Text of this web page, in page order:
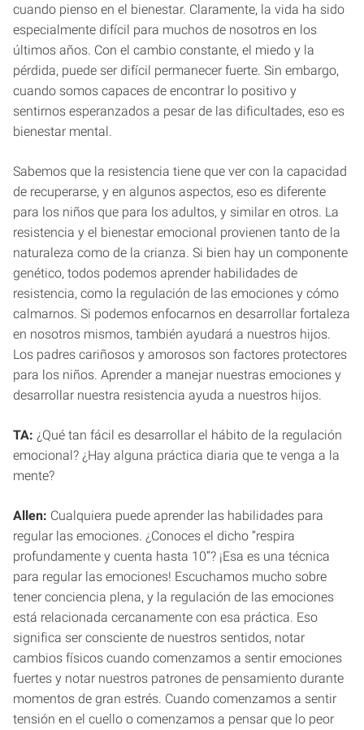
cuando pienso en el bienestar. Claramente, la vida ha sido
especialmente difícil para muchos de nosotros en los
últimos años. Con el cambio constante, el miedo y la
pérdida, puede ser difícil permanecer fuerte. Sin embargo,
cuando somos capaces de encontrar lo positivo y
sentirnos esperanzados a pesar de las dificultades, eso es
bienestar mental.
Sabemos que la resistencia tiene que ver con la capacidad
de recuperarse, y en algunos aspectos, eso es diferente
para los niños que para los adultos, y similar en otros. La
resistencia y el bienestar emocional provienen tanto de la
naturaleza como de la crianza. Si bien hay un componente
genético, todos podemos aprender habilidades de
resistencia, como la regulación de las emociones y cómo
calmarnos. Si podemos enfocarnos en desarrollar fortaleza
en nosotros mismos, también ayudará a nuestros hijos.
Los padres cariñosos y amorosos son factores protectores
para los niños. Aprender a manejar nuestras emociones y
desarrollar nuestra resistencia ayuda a nuestros hijos.
TA: ¿Qué tan fácil es desarrollar el hábito de la regulación
emocional? ¿Hay alguna práctica diaria que te venga a la
mente?
Allen: Cualquiera puede aprender las habilidades para
regular las emociones. ¿Conoces el dicho “respira
profundamente y cuenta hasta 10”? ¡Esa es una técnica
para regular las emociones! Escuchamos mucho sobre
tener conciencia plena, y la regulación de las emociones
está relacionada cercanamente con esa práctica. Eso
significa ser consciente de nuestros sentidos, notar
cambios físicos cuando comenzamos a sentir emociones
fuertes y notar nuestros patrones de pensamiento durante
momentos de gran estrés. Cuando comenzamos a sentir
tensión en el cuello o comenzamos a pensar que lo peor